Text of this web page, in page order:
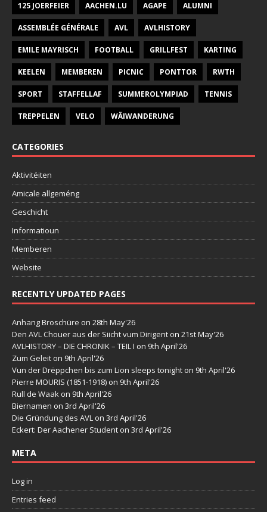
125 JOERFEIER AACHEN.LU AGAPE ALUMNI
ASSEMBLÉE GÉNÉRALE AVL AVLHISTORY
EMILE MAYRISCH FOOTBALL GRILLFEST KARTING
KEELEN MEMBEREN PICNIC PONTTOR RWTH
SPORT STAFFELLAF SUMMEROLYMPIAD TENNIS
TREPPELEN VELO WÄIWANDERUNG
CATEGORIES
Aktivitéiten
Amicale allgeméng
Geschicht
Informatioun
Memberen
Website
RECENTLY UPDATED PAGES
Anhang Broschüre on 28th May'26
Den AVL Chouer aus der Siicht vum Dirigent on 21st May'26
AVLHISTORY – DIE CHRONIK – TEIL I on 9th April'26
Zum Geleit on 9th April'26
Vun der Drëppchen bis zum Lion sleeps tonight on 9th April'26
Pierre MOURIS (1851-1918) on 9th April'26
Rull de Waak on 9th April'26
Biernamen on 3rd April'26
Die Gründung des AVL on 3rd April'26
Eckert: Der Aachener Student on 3rd April'26
META
Log in
Entries feed